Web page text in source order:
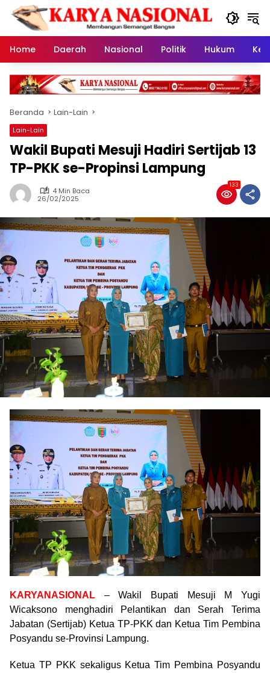
Langsung
konten
Home
Daerah Nasional Politik Hukum
Beranda Lain-Lain
Lain-Lain
Wakil Bupati Mesuji Hadiri Sertijab 13
TP-PKK se-Propinsi Lampung
4 Min Baca
26/02/2025
133
KARYANASIONAL – Wakil Bupati Mesuji M Yugi
Wicaksono menghadiri Pelantikan dan Serah Terima
Jabatan (Sertijab) Ketua TP-PKK dan Ketua Tim Pembina
Posyandu se-Provinsi Lampung.
Ketua TP PKK sekaligus Ketua Tim Pembina Posyandu